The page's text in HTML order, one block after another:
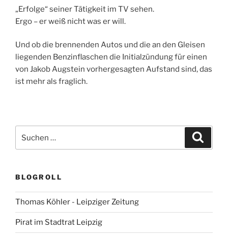
„Erfolge“ seiner Tätigkeit im TV sehen.
Ergo – er weiß nicht was er will.
Und ob die brennenden Autos und die an den Gleisen
liegenden Benzinflaschen die Initialzündung für einen
von Jakob Augstein vorhergesagten Aufstand sind, das
ist mehr als fraglich.
nach:
BLOGROLL
Thomas Köhler - Leipziger Zeitung
Pirat im Stadtrat Leipzig